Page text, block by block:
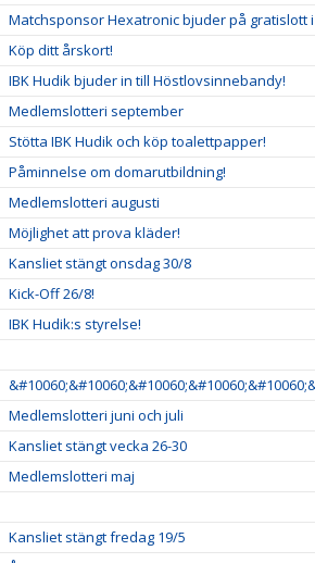
Matchsponsor Hexatronic bjuder på gratislott
Köp ditt årskort!
IBK Hudik bjuder in till Höstlovsinnebandy!
Medlemslotteri september
Stötta IBK Hudik och köp toalettpapper!
Påminnelse om domarutbildning!
Medlemslotteri augusti
Möjlighet att prova kläder!
Kansliet stängt onsdag 30/8
Kick-Off 26/8!
IBK Hudik:s styrelse!
Medlemslotteri juni och juli
Kansliet stängt vecka 26-30
Medlemslotteri maj
Kansliet stängt fredag 19/5